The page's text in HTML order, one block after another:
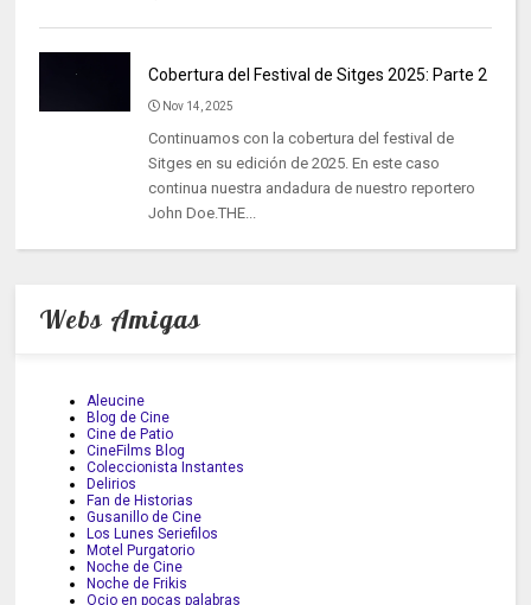
Cobertura del Festival de Sitges 2025: Parte 2
Nov 14, 2025
Continuamos con la cobertura del festival de
Sitges en su edición de 2025. En este caso
continua nuestra andadura de nuestro reportero
John Doe.THE...
Webs Amigas
Aleucine
Blog de Cine
Cine de Patio
CineFilms Blog
Coleccionista Instantes
Delirios
Fan de Historias
Gusanillo de Cine
Los Lunes Seriefilos
Motel Purgatorio
Noche de Cine
Noche de Frikis
Ocio en pocas palabras